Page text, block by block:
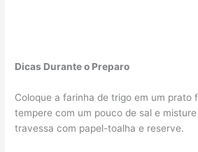
Dicas Durante o Preparo
Coloque a farinha de trigo em um prato
tempere com um pouco de sal e
travessa com papel-toalha e reserve.